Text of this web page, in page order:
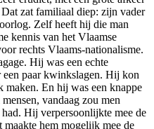
zat familiaal diep: zijn vader
Zelf heeft hij die man
kennis van het Vlaamse
rechts Vlaams-nationalisme.
Hij was een echte
een paar kwinkslagen. Hij kon
En hij was een knappe
vandaag zou men
Hij verpersoonlijkte mee de
hem mogelijk mee de